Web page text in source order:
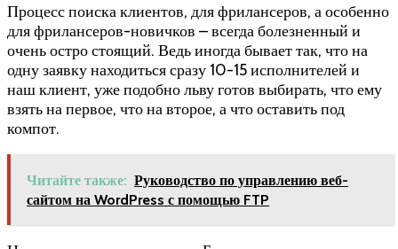
Процесс поиска клиентов, для фрилансеров, а особенно
для фрилансеров-новичков – всегда болезненный и
очень остро стоящий. Ведь иногда бывает так, что на
одну заявку находиться сразу 10-15 исполнителей и
наш клиент, уже подобно льву готов выбирать, что ему
взять на первое, что на второе, а что оставить под
компот.
Читайте также: Руководство по управлению веб-
сайтом на WordPress с помощью FTP